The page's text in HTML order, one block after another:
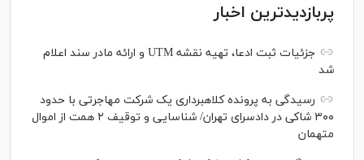
پربازدیدترین اخبار
جزئیات ثبت ادعا، تهیه نقشه UTM و ارائه مادر سند اعلام
شد
رسیدگی به پرونده کلاهبرداری یک شرکت مهاجرتی با حدود
۳۰۰ شاکی در دادسرای تهران/ شناسایی و توقیف ۲ همت از اموال
متهمان